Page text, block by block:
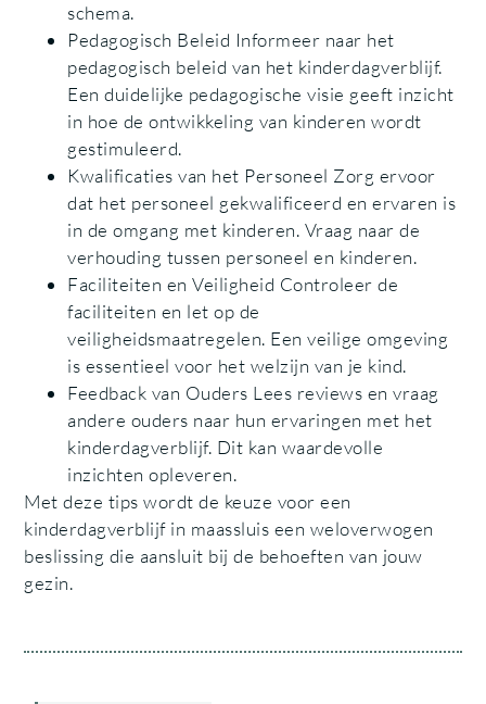
schema.
Pedagogisch Beleid Informeer naar het
pedagogisch beleid van het kinderdagverblijf.
Een duidelijke pedagogische visie geeft inzicht
in hoe de ontwikkeling van kinderen wordt
gestimuleerd.
Kwalificaties van het Personeel Zorg ervoor
dat het personeel gekwalificeerd en ervaren is
in de omgang met kinderen. Vraag naar de
verhouding tussen personeel en kinderen.
Faciliteiten en Veiligheid Controleer de
faciliteiten en let op de
veiligheidsmaatregelen. Een veilige omgeving
is essentieel voor het welzijn van je kind.
Feedback van Ouders Lees reviews en vraag
andere ouders naar hun ervaringen met het
kinderdagverblijf. Dit kan waardevolle
inzichten opleveren.
Met deze tips wordt de keuze voor een
kinderdagverblijf in maassluis een weloverwogen
beslissing die aansluit bij de behoeften van jouw
gezin.